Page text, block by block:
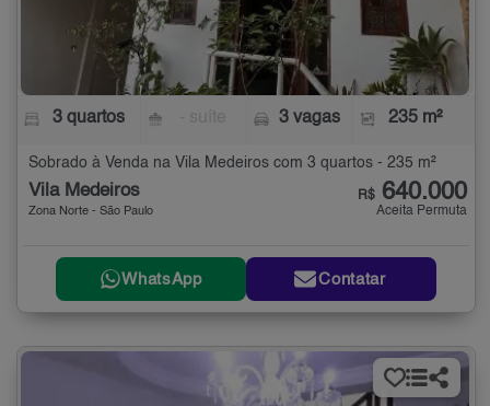
3 quartos 3 vagas 235 m²
Sobrado à Venda na Vila Medeiros com 3 quartos - 235 m²
Vila Medeiros
Zona Norte - São Paulo
R$ 640.000
Aceita Permuta
WhatsApp Contatar